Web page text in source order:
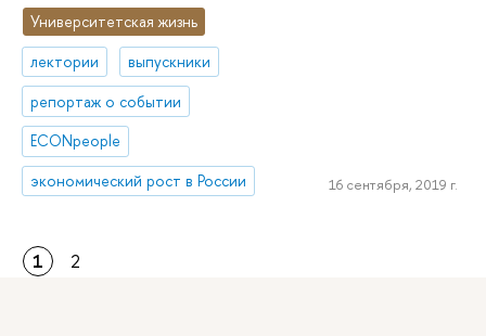
Университетская жизнь
лектории
выпускники
репортаж о событии
ECONpeople
экономический рост в России
16 сентября, 2019 г.
1 2